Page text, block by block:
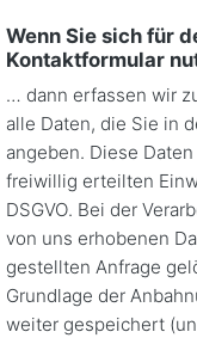
Wenn Sie sich für
Kontaktformular
… dann erfassen wir
alle Daten, die Sie in
angeben. Diese
freiwillig erteilten
DSGVO. Bei der
von uns erhobenen
gestellten Anfrage
Grundlage der
weiter gespeichert